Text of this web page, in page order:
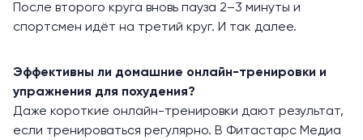
После второго круга вновь пауза 2–3 минуты и
спортсмен идёт на третий круг. И так далее.
Эффективны ли домашние онлайн-тренировки и
упражнения для похудения?
Даже короткие онлайн-тренировки дают результат,
если тренироваться регулярно. В Фитастарс Медиа